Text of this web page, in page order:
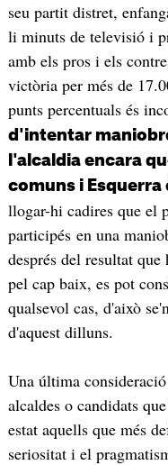
seu partit distret,
li minuts de televisió i
amb els pros i els
victòria per més de
punts percentuals és
d'intentar
l'alcaldia encara
comuns i Esquerra
llogar-hi cadires que el
participés en una
després del resultat
pel cap baix, es pot
qualsevol cas, d'això
d'aquest dilluns.
Una última
alcaldes o candidats
estat aquells que més
seriositat i el